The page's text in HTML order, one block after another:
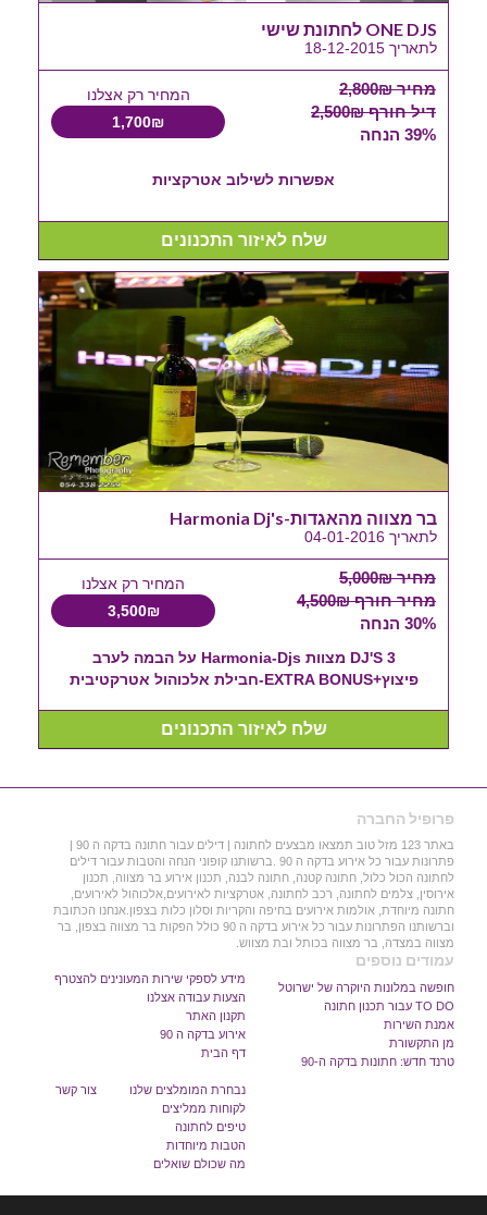
ONE DJS לחתונת שישי
לתאריך 18-12-2015
מחיר 2,800₪
דיל חורף 2,500₪
39% הנחה
המחיר רק אצלנו
1,700₪
אפשרות לשילוב אטרקציות
שלח לאיזור התכנונים
בר מצווה מהאגדות-Harmonia Dj's
לתאריך 04-01-2016
מחיר 5,000₪
מחיר חורף 4,500₪
30% הנחה
המחיר רק אצלנו
3,500₪
3 DJ'S מצוות Harmonia-Djs על הבמה לערב
פיצוץ+EXTRA BONUS-חבילת אלכוהול אטרקטיבית
שלח לאיזור התכנונים
פרופיל החברה
פתרונות עבור כל אירוע בדקה ה 90 .ברשותנו קופוני הנחה והטבות עבור דילים
לחתונה הכול כלול, חתונה קטנה, חתונה לבנה, תכנון אירוע בר מצווה, תכנון
אירוסין, צלמים לחתונה, רכב לחתונה, אטרקציות לאירועים,אלכוהול לאירועים,
חתונה מיוחדת, אולמות אירועים בחיפה והקריות וסלון כלות בצפון.אנחנו הכתובת
וברשותנו הפתרונות עבור כל אירוע בדקה ה 90 כולל הפקות בר מצווה בצפון, בר
מצווה במצדה, בר מצווה בכותל ובת מצווש.
עמודים נוספים
חופשה במלונות היוקרה של ישרוטל
TO DO עבור תכנון חתונה
אמנת השירות
מן התקשורת
טרנד חדש: חתונות בדקה ה-90
מידע לספקי שירות המעונינים להצטרף
הצעות עבודה אצלנו
תקנון האתר
אירוע בדקה ה 90
דף הבית
נבחרת המומלצים שלנו
לקוחות ממליצים
טיפים לחתונה
הטבות מיוחדות
מה שכולם שואלים
צור קשר